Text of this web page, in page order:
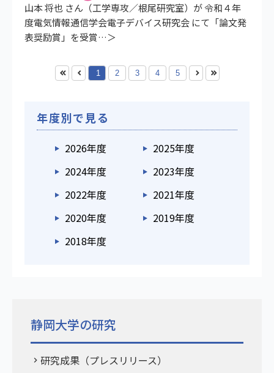
山本 将也 さん（工学専攻／根尾研究室）が 令和４年
度電気情報通信学会電子デバイス研究会 にて「論文発
表奨励賞」を受賞
1 2 3 4 5
年度別で見る
2026年度
2025年度
2024年度
2023年度
2022年度
2021年度
2020年度
2019年度
2018年度
静岡大学の研究
研究成果（プレスリリース）